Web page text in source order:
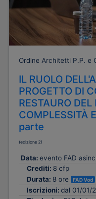
Ordine Architetti P.P. e
IL RUOLO
PROGETTO DI
RESTAURO DEL
COMPLESSITÀ
parte
(edizione 2)
Data: evento FAD
Crediti: 8 cfp
Durata: 8 ore FAD Vod
Iscrizioni: dal 01/01/